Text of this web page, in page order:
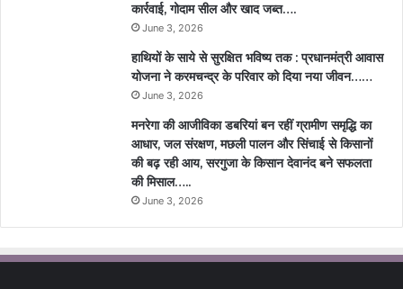
कार्रवाई, गोदाम सील और खाद जब्त….
June 3, 2026
हाथियों के साये से सुरक्षित भविष्य तक : प्रधानमंत्री आवास
योजना ने करमचन्द्र के परिवार को दिया नया जीवन……
June 3, 2026
मनरेगा की आजीविका डबरियां बन रहीं ग्रामीण समृद्धि का
आधार, जल संरक्षण, मछली पालन और सिंचाई से किसानों
की बढ़ रही आय, सरगुजा के किसान देवानंद बने सफलता
की मिसाल…..
June 3, 2026